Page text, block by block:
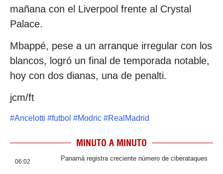
mañana con el Liverpool frente al Crystal
Palace.
Mbappé, pese a un arranque irregular con los
blancos, logró un final de temporada notable,
hoy con dos dianas, una de penalti.
jcm/ft
#Ancelotti #futbol #Modric #RealMadrid
MINUTO A MINUTO
06:02 Panamá registra creciente número de ciberataques